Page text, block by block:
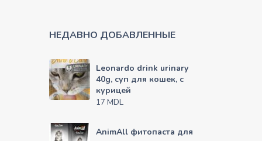
НЕДАВНО ДОБАВЛЕННЫЕ
Leonardo drink urinary
40g, суп для кошек, с
курицей
17 MDL
AnimAll фитопаста для